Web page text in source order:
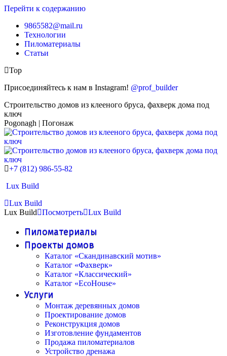
Перейти к содержанию
9865582@mail.ru
Технологии
Пиломатериалы
Статьи
Top
Присоединяйтесь к нам в Instagram! @prof_builder
Строительство домов из клееного бруса, фахверк дома под
ключ
Pogonagh | Погонаж
+7 (812) 986-55-82
Lux Build
Lux Build
Lux Build
Посмотреть Lux Build
Пиломатериалы
Проекты домов
Каталог «Скандинавский мотив»
Каталог «Фахверк»
Каталог «Классический»
Каталог «EcoHouse»
Услуги
Монтаж деревянных домов
Проектирование домов
Реконструкция домов
Изготовление фундаментов
Продажа пиломатериалов
Устройство дренажа